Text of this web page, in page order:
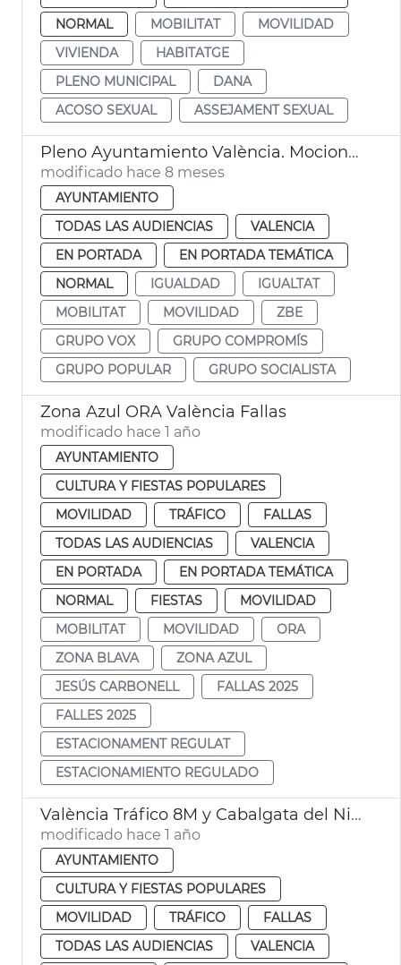
NORMAL
MOBILITAT
MOVILIDAD
VIVIENDA
HABITATGE
PLENO MUNICIPAL
DANA
ACOSO SEXUAL
ASSEJAMENT SEXUAL
Pleno Ayuntamiento València. Mociones grupos municipales
modificado hace 8 meses
AYUNTAMIENTO
TODAS LAS AUDIENCIAS
VALENCIA
EN PORTADA
EN PORTADA TEMÁTICA
NORMAL
IGUALDAD
IGUALTAT
MOBILITAT
MOVILIDAD
ZBE
GRUPO VOX
GRUPO COMPROMÍS
GRUPO POPULAR
GRUPO SOCIALISTA
Zona Azul ORA València Fallas
modificado hace 1 año
AYUNTAMIENTO
CULTURA Y FIESTAS POPULARES
MOVILIDAD
TRÁFICO
FALLAS
TODAS LAS AUDIENCIAS
VALENCIA
EN PORTADA
EN PORTADA TEMÁTICA
NORMAL
FIESTAS
MOVILIDAD
MOBILITAT
MOVILIDAD
ORA
ZONA BLAVA
ZONA AZUL
JESÚS CARBONELL
FALLAS 2025
FALLES 2025
ESTACIONAMENT REGULAT
ESTACIONAMIENTO REGULADO
València Tráfico 8M y Cabalgata del Ninot
modificado hace 1 año
AYUNTAMIENTO
CULTURA Y FIESTAS POPULARES
MOVILIDAD
TRÁFICO
FALLAS
TODAS LAS AUDIENCIAS
VALENCIA